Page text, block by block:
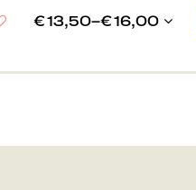
€ 13,50–€ 16,00